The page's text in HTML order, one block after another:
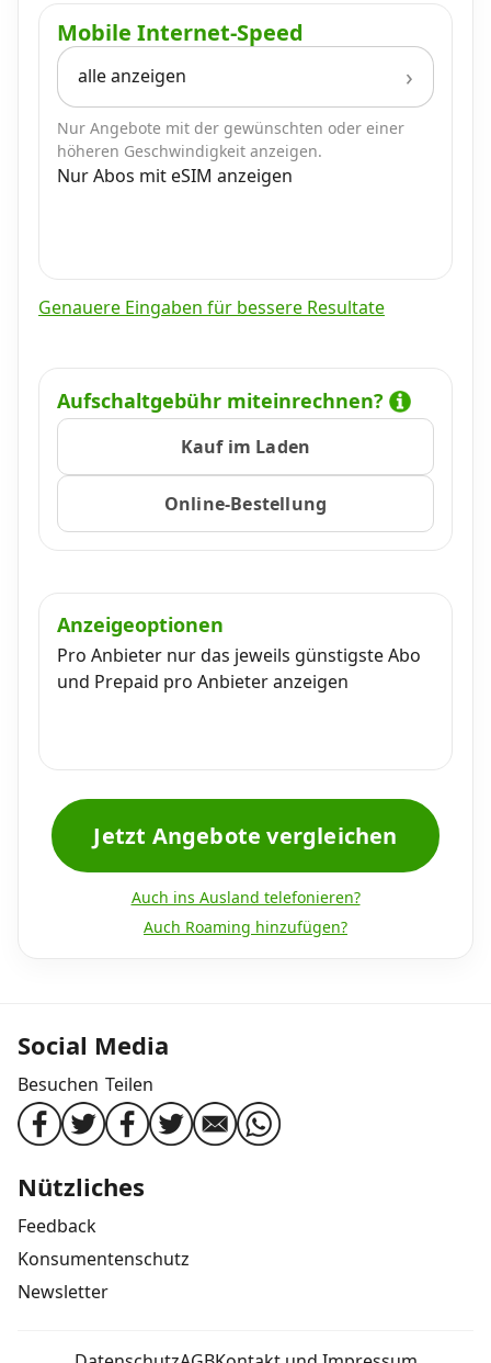
Mobile Internet-Speed
alle anzeigen
Nur Angebote mit der gewünschten oder einer
höheren Geschwindigkeit anzeigen.
Nur Abos mit eSIM anzeigen
Genauere Eingaben für bessere Resultate
Aufschaltgebühr miteinrechnen?
Kauf im Laden
Online-Bestellung
Anzeigeoptionen
Pro Anbieter nur das jeweils günstigste Abo
und Prepaid pro Anbieter anzeigen
Jetzt Angebote vergleichen
Auch ins Ausland telefonieren?
Auch Roaming hinzufügen?
Social Media
Besuchen Teilen
Nützliches
Feedback
Konsumentenschutz
Newsletter